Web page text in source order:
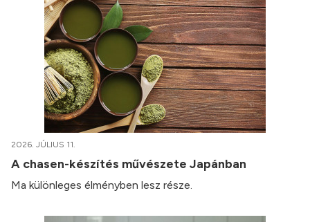
2026. JÚLIUS 11.
A chasen-készítés művészete Japánban
Ma különleges élményben lesz része.